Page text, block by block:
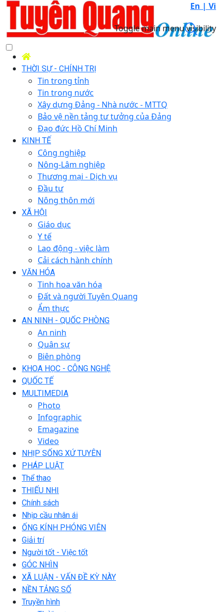
En | Vi
Toggle main menu visibility
THỜI SỰ - CHÍNH TRỊ
Tin trong tỉnh
Tin trong nước
Xây dựng Đảng - Nhà nước - MTTQ
Bảo vệ nền tảng tư tưởng của Đảng
Đạo đức Hồ Chí Minh
KINH TẾ
Công nghiệp
Nông-Lâm nghiệp
Thương mại - Dịch vụ
Đầu tư
Nông thôn mới
XÃ HỘI
Giáo dục
Y tế
Lao động - việc làm
Cải cách hành chính
VĂN HÓA
Tinh hoa văn hóa
Đất và người Tuyên Quang
Ẩm thực
AN NINH - QUỐC PHÒNG
An ninh
Quân sự
Biên phòng
KHOA HỌC - CÔNG NGHỆ
QUỐC TẾ
MULTIMEDIA
Photo
Infographic
Emagazine
Video
NHỊP SỐNG XỨ TUYÊN
PHÁP LUẬT
Thể thao
THIẾU NHI
Chính sách
Nhịp cầu nhân ái
ỐNG KÍNH PHÓNG VIÊN
Giải trí
Người tốt - Việc tốt
GÓC NHÌN
XÃ LUẬN - VẤN ĐỀ KỲ NÀY
NỀN TẢNG SỐ
Truyền hình